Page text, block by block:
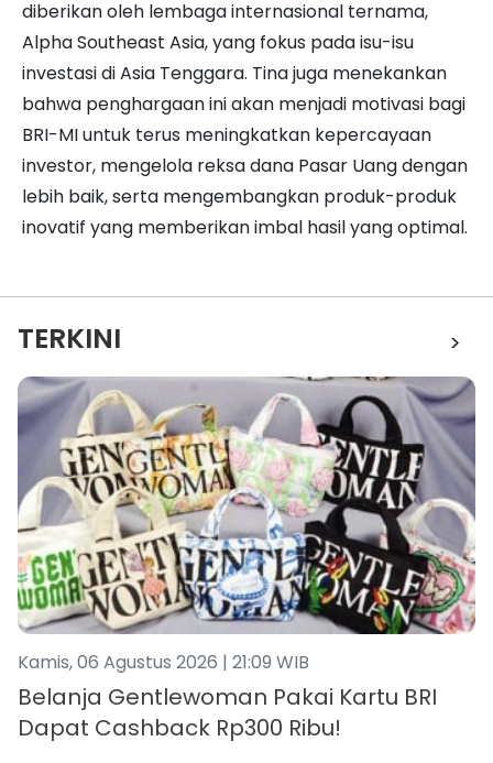
diberikan oleh lembaga internasional ternama,
Alpha Southeast Asia, yang fokus pada isu-isu
investasi di Asia Tenggara. Tina juga menekankan
bahwa penghargaan ini akan menjadi motivasi bagi
BRI-MI untuk terus meningkatkan kepercayaan
investor, mengelola reksa dana Pasar Uang dengan
lebih baik, serta mengembangkan produk-produk
inovatif yang memberikan imbal hasil yang optimal.
TERKINI >
Kamis, 06 Agustus 2026 | 21:09 WIB
Belanja Gentlewoman Pakai Kartu BRI
Dapat Cashback Rp300 Ribu!